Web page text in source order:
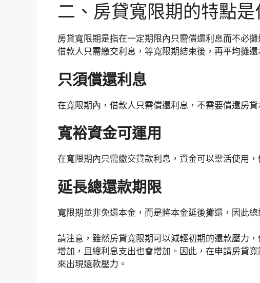
二、房貸寬限期的特點是
房貸寬限期是指在一定期限內只需償還利息而不必
借款人只需繳交利息，等寬限期結束後，再平均攤還
只須償還利息
在寬限期內，借款人只需償還利息，不需要償還房
寬裕資金可運用
在寬限期內只需繳交貸款利息，資金可以靈活使用
延長總還款期限
寬限期並非免還本金，而是將本金延後攤還，因此
請注意，雖然房貸寬限期可以減輕初期的還款壓力
增加，且總利息支出也會增加。因此，在申請房貸
來出現還款壓力。